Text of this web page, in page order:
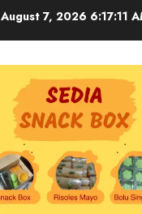
August 7, 2026 6:17:12